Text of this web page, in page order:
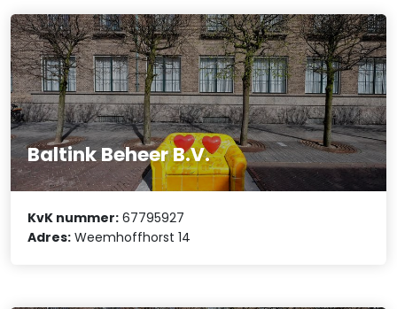
Baltink Beheer B.V.
KvK nummer: 67795927
Adres: Weemhoffhorst 14